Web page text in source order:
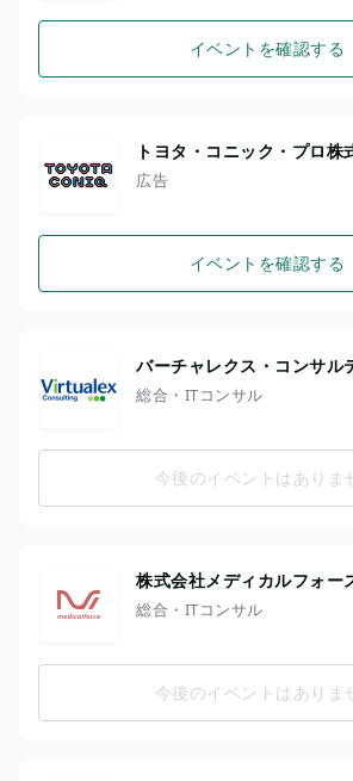
イベントを確認する
トヨタ・コニック・プロ株
広告
イベントを確認する
バーチャレクス・コンサル
総合・ITコンサル
今後のイベントはありま
株式会社メディカルフォー
総合・ITコンサル
今後のイベントはありま